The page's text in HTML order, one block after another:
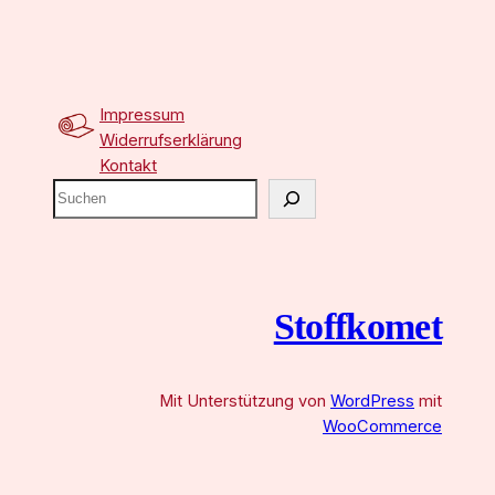
Impressum
Widerrufserklärung
Kontakt
S
u
Stoffkomet
Mit Unterstützung von WordPress mit
WooCommerce